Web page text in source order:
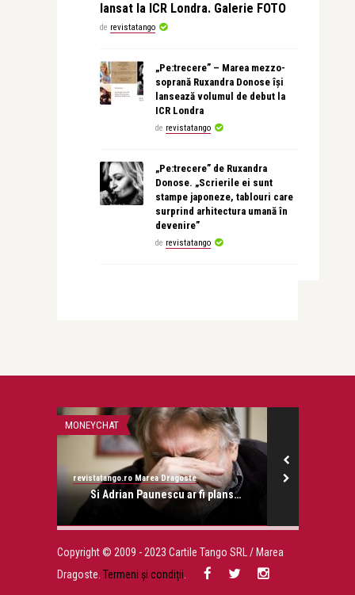
lansat la ICR Londra. Galerie FOTO
de revistatango
„Pe:trecere” – Marea mezzo-
soprană Ruxandra Donose își
lansează volumul de debut la
ICR Londra
de revistatango
„Pe:trecere” de Ruxandra
Donose. „Scrierile ei sunt
stampe japoneze, tablouri care
surprind arhitectura umană în
devenire”
de revistatango
MONEYCHAT
revistatango.ro Marea Dragoste
Si Adrian Paunescu ar fi plans…
Copyright © 2009 - 2023 Cartile Tango SRL / Marea
Dragoste. Termeni și condiții